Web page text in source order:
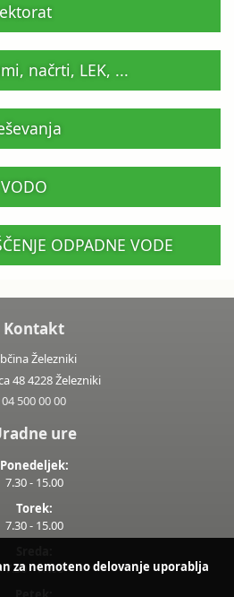
načrti, LEK, ...
ODPADNE VODE
Kontakt
Železniki
48 4228 Železniki
04 500 00 00
ure
Ponedeljek:
7.30 - 15.00
Torek:
7.30 - 15.00
7.30 - 17.00
za nemoteno delovanje uporablja